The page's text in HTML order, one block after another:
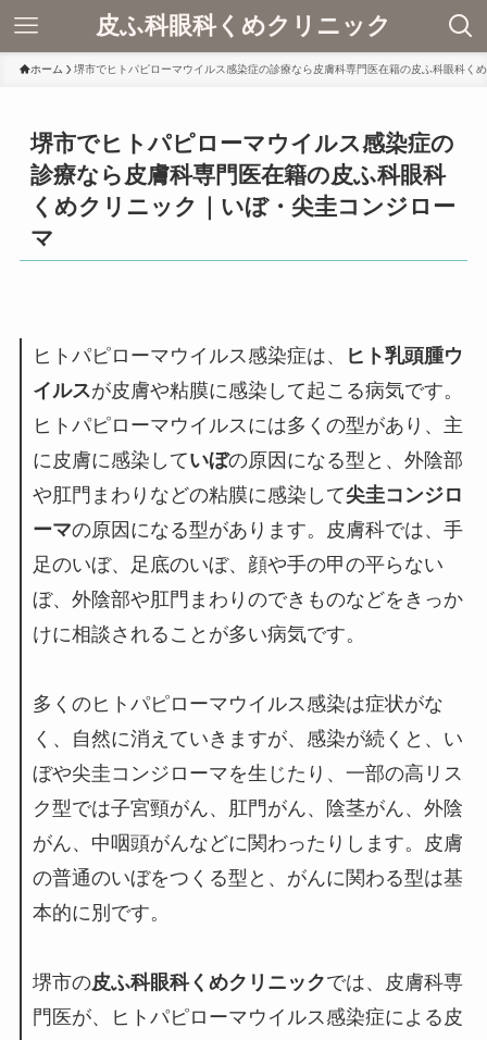
皮ふ科眼科くめクリニック
ホーム 堺市でヒトパピローマウイルス感染症の診療なら皮膚科専門医在籍の皮ふ科眼科く
堺市でヒトパピローマウイルス感染症の
診療なら皮膚科専門医在籍の皮ふ科眼科
くめクリニック｜いぼ・尖圭コンジロー
マ
ヒトパピローマウイルス感染症は、
ヒト乳頭腫ウ
イルスが皮膚や粘膜に感染して起こる病気です。
ヒトパピローマウイルスには多くの型があり、主
に皮膚に感染していぼの原因になる型と、外陰部
や肛門まわりなどの粘膜に感染して尖圭コンジロ
ーマの原因になる型があります。皮膚科では、手
足のいぼ、足底のいぼ、顔や手の甲の平らない
ぼ、外陰部や肛門まわりのできものなどをきっか
けに相談されることが多い病気です。
多くのヒトパピローマウイルス感染は症状がな
く、自然に消えていきますが、感染が続くと、い
ぼや尖圭コンジローマを生じたり、一部の高リス
ク型では子宮頸がん、肛門がん、陰茎がん、外陰
がん、中咽頭がんなどに関わったりします。皮膚
の普通のいぼをつくる型と、がんに関わる型は基
本的に別です。
堺市の皮ふ科眼科くめクリニックでは、皮膚科専
門医が、ヒトパピローマウイルス感染症による皮